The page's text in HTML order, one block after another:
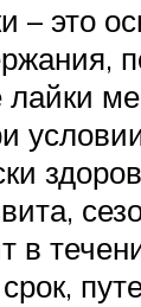
– это
лайки
в